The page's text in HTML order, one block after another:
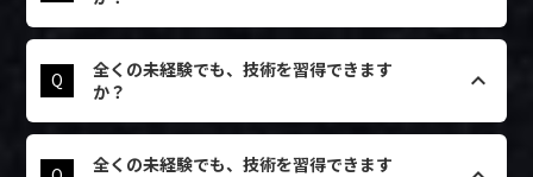
技術研修プログラムをご用意しています。
研修では、フィルムの基礎知識から、ALNEX
の核となる「ハイブリッド施工技術」まで、当
社のトップインストーラーがマンツーマンに近
何度も実践を繰り返すことで、身体で技術を覚
えていただきます。必要なのは「良いものを提
店制度は、未経験からでもプロのフィルムイン
ストーラーを目指せるよう設計された、独自の
技術研修プログラムをご用意しています。
研修では、フィルムの基礎知識から、ALNEX
の核となる「ハイブリッド施工技術」まで、当
Q
全くの未経験でも、技術を習得できます
か？
keyboard_arrow_up
店制度は、未経験からでもプロのフィルムイン
全くの未経験でも、技術を習得できます